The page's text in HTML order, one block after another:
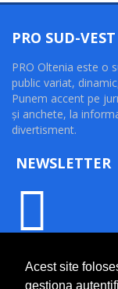
Acest site
gestiona
PRO SUD-
PRO Oltenia este o
public variat,
Punem accent pe
şi anchete, la
divertisment.
NEWSLETTER
INFORMAȚII